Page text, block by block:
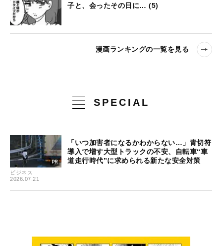
子と、会ったその日に… (5)
漫画ランキングの一覧を見る
SPECIAL
ビジネス
2026.07.21
「いつ加害者になるかわからない…」青切符
導入で増す大型トラックの不安、自転車“車
道走行時代”に求められる新たな安全対策